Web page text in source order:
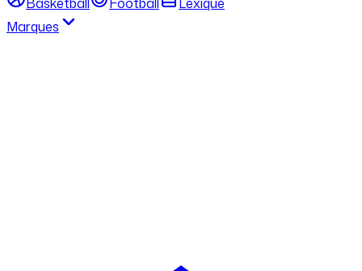
Marques